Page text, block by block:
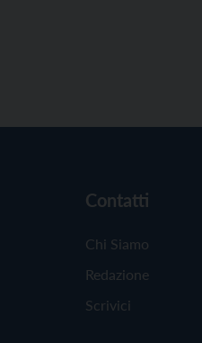
Contatti
Chi Siamo
Redazione
Scrivici